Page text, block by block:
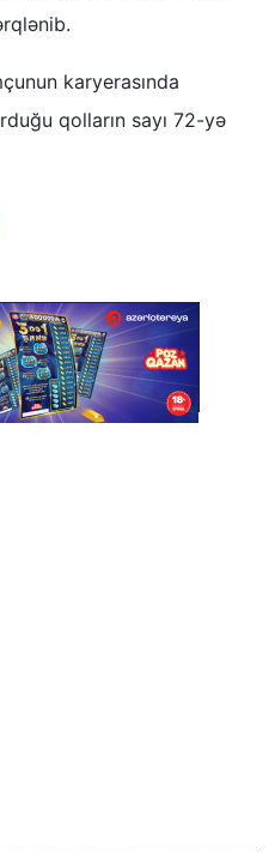
karyerasında
qolların sayı 72-yə